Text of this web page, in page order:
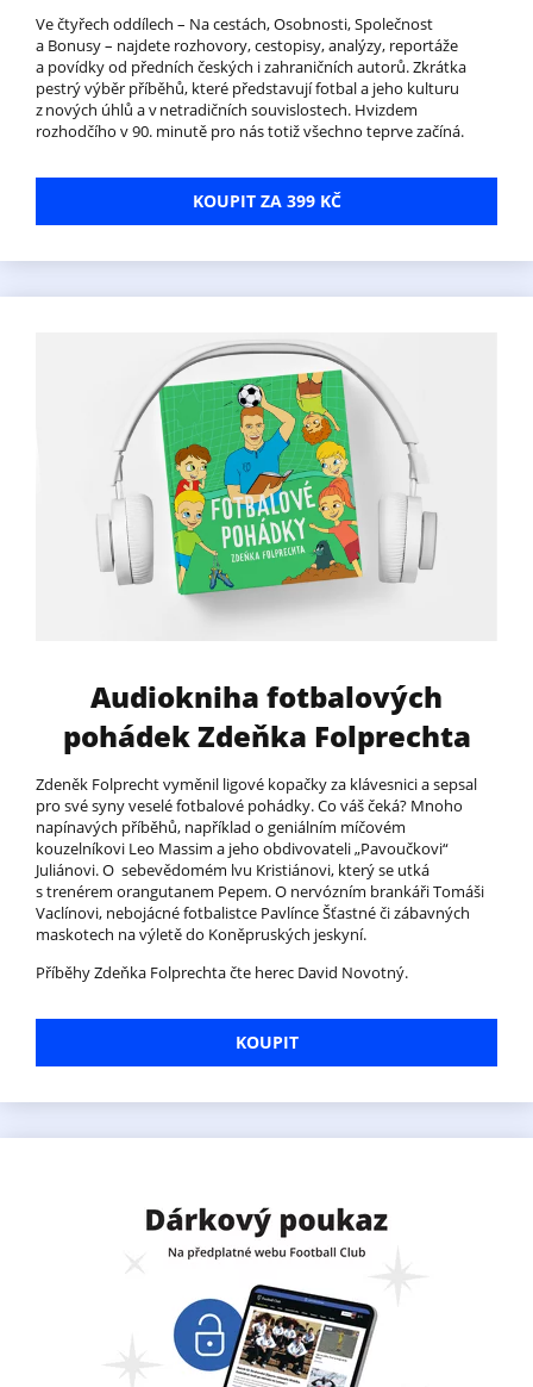
Ve čtyřech oddílech – Na cestách, Osobnosti, Společnost
a Bonusy – najdete rozhovory, cestopisy, analýzy, reportáže
a povídky od předních českých i zahraničních autorů. Zkrátka
pestrý výběr příběhů, které představují fotbal a jeho kulturu
z nových úhlů a v netradičních souvislostech. Hvizdem
rozhodčího v 90. minutě pro nás totiž všechno teprve začíná.
KOUPIT ZA 399 KČ
Audiokniha fotbalových
pohádek Zdeňka Folprechta
Zdeněk Folprecht vyměnil ligové kopačky za klávesnici a sepsal
pro své syny veselé fotbalové pohádky. Co váš čeká? Mnoho
napínavých příběhů, například o geniálním míčovém
kouzelníkovi Leo Massim a jeho obdivovateli „Pavoučkovi“
Juliánovi. O sebevědomém lvu Kristiánovi, který se utká
s trenérem orangutanem Pepem. O nervózním brankáři Tomáši
Vaclínovi, nebojácné fotbalistce Pavlínce Šťastné či zábavných
maskotech na výletě do Koněpruských jeskyní.
Příběhy Zdeňka Folprechta čte herec David Novotný.
KOUPIT